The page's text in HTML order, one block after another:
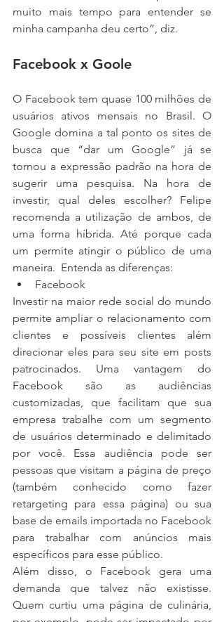
muito mais tempo para entender se
minha campanha deu certo”, diz.
Facebook x Goole
O Facebook tem quase 100 milhões de
usuários ativos mensais no Brasil. O
Google domina a tal ponto os sites de
busca que “dar um Google” já se
tornou a expressão padrão na hora de
sugerir uma pesquisa. Na hora de
investir, qual deles escolher? Felipe
recomenda a utilização de ambos, de
uma forma híbrida. Até porque cada
um permite atingir o público de uma
maneira.  Entenda as diferenças:
Facebook
Investir na maior rede social do mundo
permite ampliar o relacionamento com
clientes e possíveis clientes além
direcionar eles para seu site em posts
patrocinados. Uma vantagem do
Facebook são as audiências
customizadas, que facilitam que sua
empresa trabalhe com um segmento
de usuários determinado e delimitado
por você. Essa audiência pode ser
pessoas que visitam a página de preço
(também conhecido como fazer
retargeting para essa página) ou sua
base de emails importada no Facebook
para trabalhar com anúncios mais
específicos para esse público.
Além disso, o Facebook gera uma
demanda que talvez não existisse.
Quem curtiu uma página de culinária,